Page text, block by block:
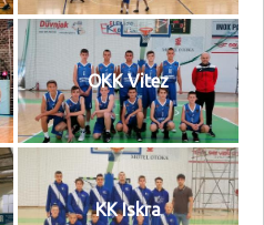
OKK Vitez
KK Iskra